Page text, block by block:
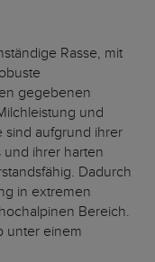
Rasse, mit
gegebenen
und
sind aufgrund ihrer
und ihrer harten
Dadurch
in extremen
Bereich.
unter einem